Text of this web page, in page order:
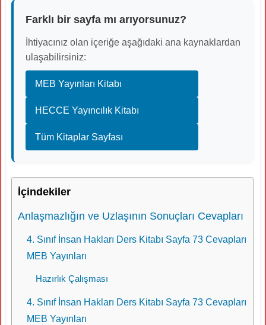
Farklı bir sayfa mı arıyorsunuz?
İhtiyacınız olan içeriğe aşağıdaki ana kaynaklardan
ulaşabilirsiniz:
MEB Yayınları Kitabı
HECCE Yayıncılık Kitabı
Tüm Kitaplar Sayfası
İçindekiler
Anlaşmazlığın ve Uzlaşının Sonuçları Cevapları
4. Sınıf İnsan Hakları Ders Kitabı Sayfa 73 Cevapları
MEB Yayınları
Hazırlık Çalışması
4. Sınıf İnsan Hakları Ders Kitabı Sayfa 73 Cevapları
MEB Yayınları